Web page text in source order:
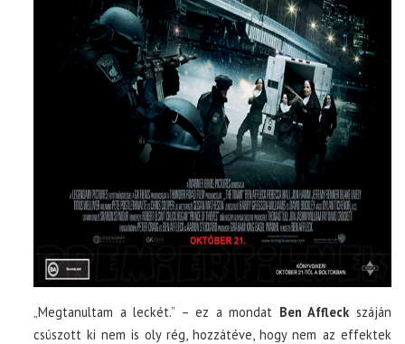
„Megtanultam a leckét.” – ez a mondat Ben Affleck száján
csúszott ki nem is oly rég, hozzátéve, hogy nem az effektek